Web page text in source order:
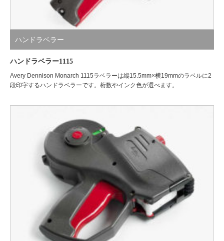
ハンドラベラー
ハンドラベラー1115
Avery Dennison Monarch 1115ラベラーは縦15.5mm×横19mmのラベルに2
段印字するハンドラベラーです。桁数やインク色が選べます。